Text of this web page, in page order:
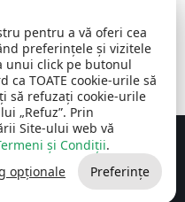
drepturile rezervate
Publice SRL
pentru a vă oferi cea
preferințele și vizitele
unui click pe butonul
ca TOATE cookie-urile să
să refuzați cookie-urile
„Refuz”. Prin
Site-ului web vă
și Condiții.
opționale Preferințe